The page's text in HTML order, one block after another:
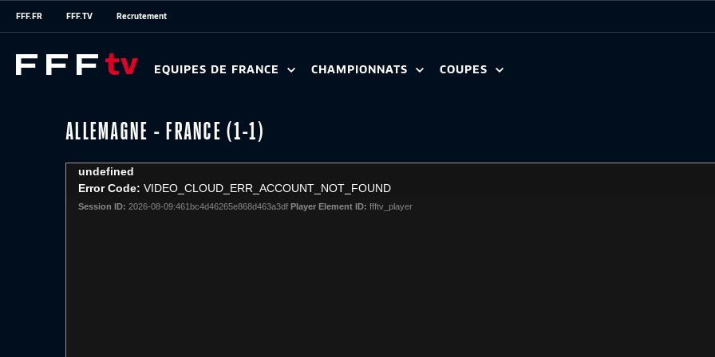
FFF.FR FFF.TV Recrutement
EQUIPES DE FRANCE CHAMPIONNATS COUPES
ALLEMAGNE - FRANCE (1-1)
This
undefined
Error Code: VIDEO_CLOUD_ERR_ACCOUNT_NOT_FOUND
Session ID: 2026-08-09:461bc4d46265e868d463a3df Player Element ID: ffftv_player